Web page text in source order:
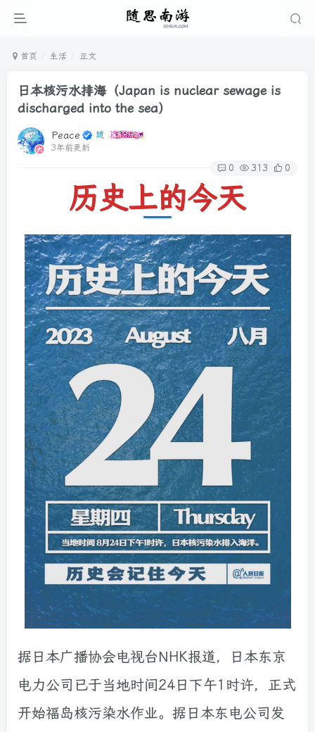
首页 生活 正文
日本核污水排海（Japan is nuclear sewage is
discharged into the sea）
Peace
3年前更新
0 313 0
历史上的今天
据日本广播协会电视台NHK报道，日本东京
电力公司已于当地时间24日下午1时许，正式
开始福岛核污染水作业。据日本东电公司发